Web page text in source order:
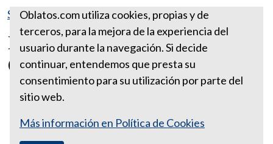
Santa Sede
Día del Instrumentador
Quirúrgico
Oblatos.com utiliza cookies, propias y de
terceros, para la mejora de la experiencia del
usuario durante la navegación. Si decide
continuar, entendemos que presta su
consentimiento para su utilización por parte del
sitio web.
Más información en Política de Cookies